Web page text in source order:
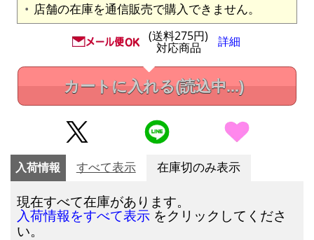
店舗の在庫を通信販売で購入できません。
(送料275円)
対応商品 詳細
カートに入れる(読込中...)
入荷情報 すべて表示 在庫切のみ表示
現在すべて在庫があります。
入荷情報をすべて表示 をクリックしてくださ
い。